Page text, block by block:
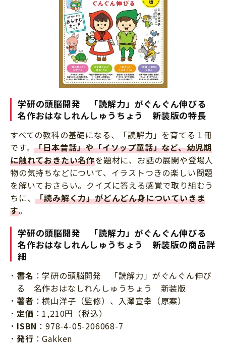
学研の頭脳開発 「読解力」がぐんぐん伸びる
名作おはなしれんしゅうちょう 新装版の特長
すべての教科の基礎になる、「読解力」を育てる１冊
です。「日本昔話」や「イソップ童話」など、幼児期
に触れておきたい名作を題材に、お話の展開や登場人
物の気持ちなどについて、イラストつきの楽しい問題
を解いておさらい。クイズに答える感覚で取り組むう
ちに、「読み解く力」がどんどん身についていきま
す。
学研の頭脳開発 「読解力」がぐんぐん伸びる
名作おはなしれんしゅうちょう 新装版の商品詳
細
書名 ：学研の頭脳開発 「読解力」がぐんぐん伸び
る 名作おはなしれんしゅうちょう 新装版
著者 ：横山洋子（監修）、入澤宣幸（原案）
定価 ：1,210円（税込）
ISBN ：978-4-05-206068-7
発行 ：Gakken